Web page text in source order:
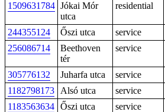
1509631784 Jókai Mór
utca
residential
244355124 Őszi utca
service
256086714
Beethoven
tér
service
305776132 Juharfa utca service
1182798173
Alsó utca service
1183563634 Őszi utca
service